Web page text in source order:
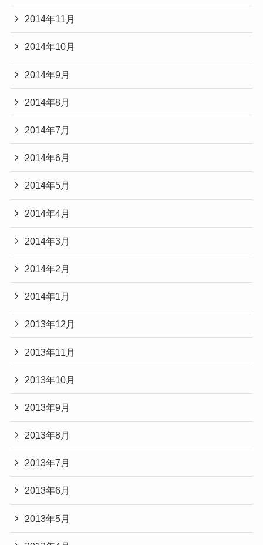
2014年11月
2014年10月
2014年9月
2014年8月
2014年7月
2014年6月
2014年5月
2014年4月
2014年3月
2014年2月
2014年1月
2013年12月
2013年11月
2013年10月
2013年9月
2013年8月
2013年7月
2013年6月
2013年5月